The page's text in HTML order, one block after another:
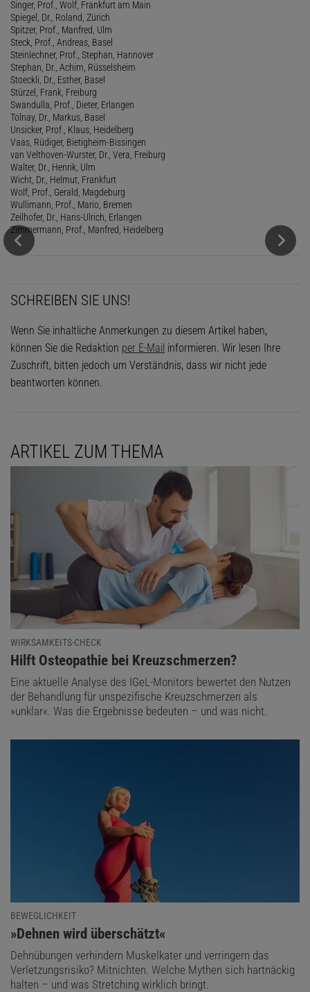
Singer, Prof., Wolf, Frankfurt am Main
Spiegel, Dr., Roland, Zürich
Spitzer, Prof., Manfred, Ulm
Steck, Prof., Andreas, Basel
Steinlechner, Prof., Stephan, Hannover
Stephan, Dr., Achim, Rüsselsheim
Stoeckli, Dr., Esther, Basel
Stürzel, Frank, Freiburg
Swandulla, Prof., Dieter, Erlangen
Tolnay, Dr., Markus, Basel
Unsicker, Prof., Klaus, Heidelberg
Vaas, Rüdiger, Bietigheim-Bissingen
van Velthoven-Wurster, Dr., Vera, Freiburg
Walter, Dr., Henrik, Ulm
Wicht, Dr., Helmut, Frankfurt
Wolf, Prof., Gerald, Magdeburg
Wullimann, Prof., Mario, Bremen
Zeilhofer, Dr., Hans-Ulrich, Erlangen
Zimmermann, Prof., Manfred, Heidelberg
SCHREIBEN SIE UNS!
Wenn Sie inhaltliche Anmerkungen zu diesem Artikel haben,
können Sie die Redaktion per E-Mail informieren. Wir lesen Ihre
Zuschrift, bitten jedoch um Verständnis, dass wir nicht jede
beantworten können.
ARTIKEL ZUM THEMA
WIRKSAMKEITS-CHECK
:
Hilft Osteopathie bei Kreuzschmerzen?
Eine aktuelle Analyse des IGeL-Monitors bewertet den Nutzen
der Behandlung für unspezifische Kreuzschmerzen als
»unklar«. Was die Ergebnisse bedeuten – und was nicht.
BEWEGLICHKEIT
:
»Dehnen wird überschätzt«
Dehnübungen verhindern Muskelkater und verringern das
Verletzungsrisiko? Mitnichten. Welche Mythen sich hartnäckig
halten – und was Stretching wirklich bringt.